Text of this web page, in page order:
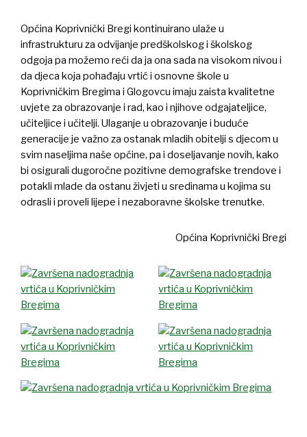
Općina Koprivnički Bregi kontinuirano ulaže u
infrastrukturu za odvijanje predškolskog i školskog
odgoja pa možemo reći da ja ona sada na visokom nivou i
da djeca koja pohađaju vrtić i osnovne škole u
Koprivničkim Bregima i Glogovcu imaju zaista kvalitetne
uvjete za obrazovanje i rad, kao i njihove odgajateljice,
učiteljice i učitelji. Ulaganje u obrazovanje i buduće
generacije je važno za ostanak mladih obitelji s djecom u
svim naseljima naše općine, pa i doseljavanje novih, kako
bi osigurali dugoročne pozitivne demografske trendove i
potakli mlade da ostanu živjeti u sredinama u kojima su
odrasli i proveli lijepe i nezaboravne školske trenutke.
Općina Koprivnički Bregi